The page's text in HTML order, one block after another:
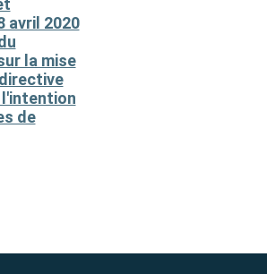
avril 2020
la mise
l'intention
de